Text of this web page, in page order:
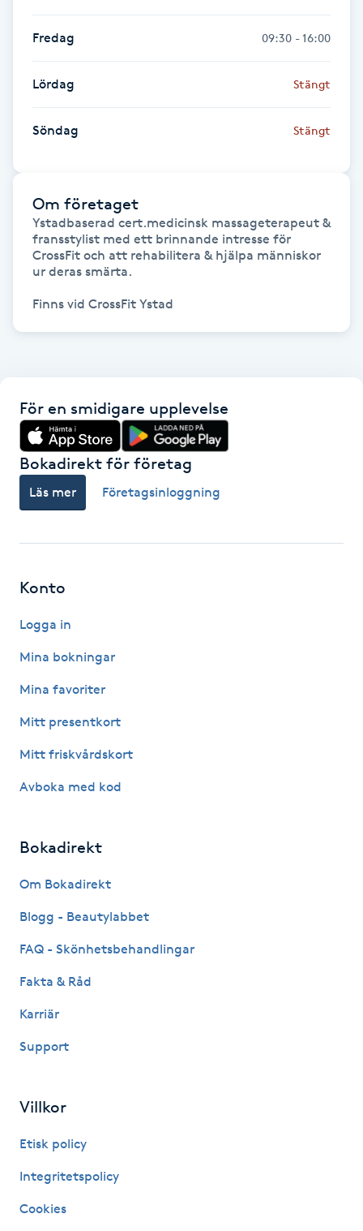
Frisör
Funktionsanalys
Färgning
Gel naglar
Gelenaglar
Gellack
Gravidmassage
Gravidyoga
Gruppträning
Gua Sha-massage
Headspa
Healing
HIFU
Hot Stone Massage
Hot yoga
Huduppstramning
Hudvård
Hyaluronsyra
Hyperhidros
Fredag 09:30 - 16:00
Lördag Stängt
Söndag Stängt
Om företaget
Ystadbaserad cert.medicinsk massageterapeut &
fransstylist med ett brinnande intresse för
CrossFit och att rehabilitera & hjälpa människor
ur deras smärta.
Finns vid CrossFit Ystad
För en smidigare upplevelse
Bokadirekt för företag
Läs mer Företagsinloggning
Konto
Logga in
Mina bokningar
Mina favoriter
Mitt presentkort
Mitt friskvårdskort
Avboka med kod
Bokadirekt
Om Bokadirekt
Blogg - Beautylabbet
FAQ - Skönhetsbehandlingar
Fakta & Råd
Karriär
Support
Villkor
Etisk policy
Integritetspolicy
Cookies